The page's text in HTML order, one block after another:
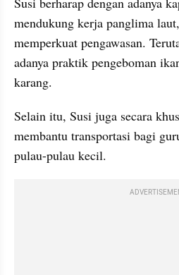
mendukung kerja panglima
memperkuat pengawasan.
adanya praktik pengeboman
karang.
Selain itu, Susi juga secara
membantu transportasi bagi
pulau-pulau kecil.